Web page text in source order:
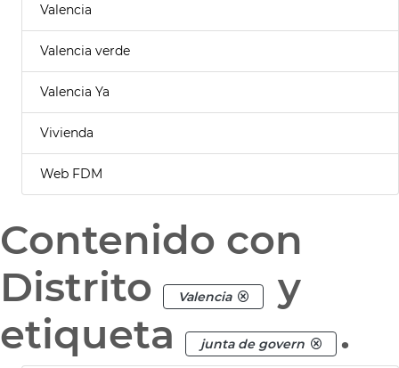
Valencia
Valencia verde
Valencia Ya
Vivienda
Web FDM
Contenido con
Distrito
Valencia
y
etiqueta
junta de govern .